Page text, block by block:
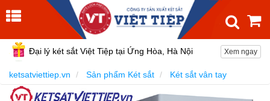
Đại lý két sắt Việt Tiệp tại Ứng Hòa, Hà Nội Xem ngay
ketsatviettiep.vn Sản phẩm Két sắt Két sắt vân tay